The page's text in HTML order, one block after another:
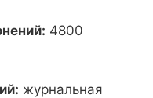
4800
журнальная